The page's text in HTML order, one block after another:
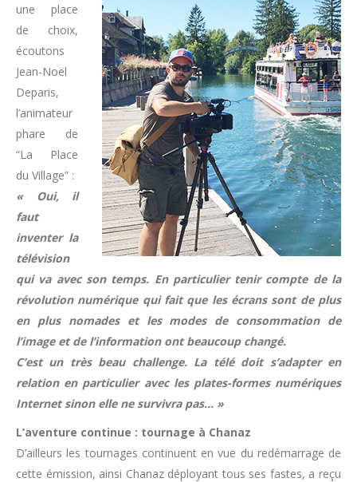
une place
de choix,
écoutons
Jean-Noël
Deparis,
l’animateur
phare de
“La Place
du Village” :
« Oui, il
faut
inventer la
télévision
qui va avec son temps. En particulier tenir compte de la
révolution numérique qui fait que les écrans sont de plus
en plus nomades et les modes de consommation de
l’image et de l’information ont beaucoup changé.
C’est un très beau challenge. La télé doit s’adapter en
relation en particulier avec les plates-formes numériques
Internet sinon elle ne survivra pas… »
L’aventure continue : tournage à Chanaz
D’ailleurs les tournages continuent en vue du redémarrage de
cette émission, ainsi Chanaz déployant tous ses fastes, a reçu